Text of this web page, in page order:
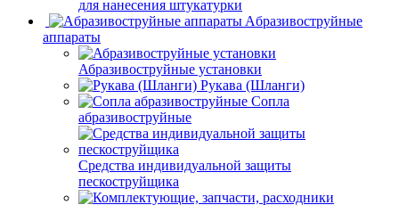
для нанесения штукатурки
Aбразивоструйные
аппараты
Абразивоструйные установки
Рукава (Шланги)
Сопла
абразивоструйные
Средства индивидуальной защиты
пескоструйщика